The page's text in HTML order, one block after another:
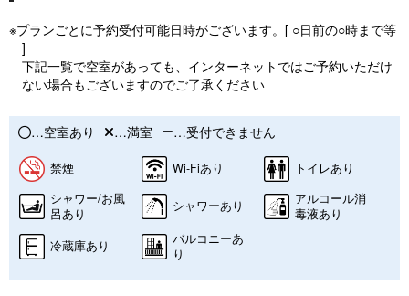
※プランごとに予約受付可能日時がございます。[ ○日前の○時まで等
]
下記一覧で空室があっても、インターネットではご予約いただけ
ない場合もございますのでご了承ください
…空室あり …満室 …受付できません
禁煙 Wi-Fiあり
トイレあり
シャワー/お風
呂あり
シャワーあり
アルコール消
毒液あり
冷蔵庫あり
バルコニーあ
り